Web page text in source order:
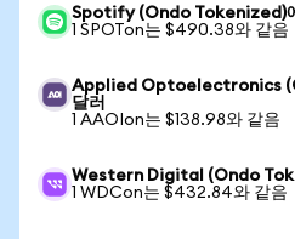
Spotify (Ondo Tokenized)
1 SPOTon는 $490.38와 같음
Applied Optoelectronics
달러
1 AAOIon는 $138.98와 같음
Western Digital (Ondo
1 WDCon는 $432.84와 같음